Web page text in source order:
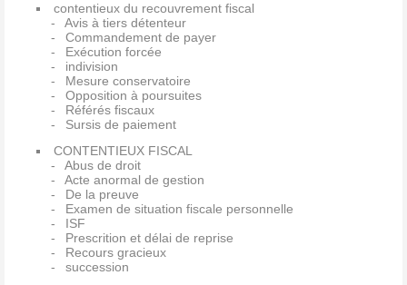
contentieux du recouvrement fiscal
Avis à tiers détenteur
Commandement de payer
Exécution forcée
indivision
Mesure conservatoire
Opposition à poursuites
Référés fiscaux
Sursis de paiement
CONTENTIEUX FISCAL
Abus de droit
Acte anormal de gestion
De la preuve
Examen de situation fiscale personnelle
ISF
Prescrition et délai de reprise
Recours gracieux
succession